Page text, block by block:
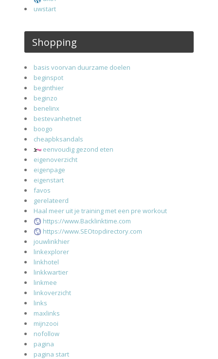
uwstart
Shopping
basis voorvan duurzame doelen
beginspot
beginthier
beginzo
benelinx
bestevanhetnet
boogo
cheapbksandals
eenvoudig gezond eten
eigenoverzicht
eigenpage
eigenstart
favos
gerelateerd
Haal meer uit je training met een pre workout
https://www.Backlinktime.com
https://www.SEOtopdirectory.com
jouwlinkhier
linkexplorer
linkhotel
linkkwartier
linkmee
linkoverzicht
links
maxlinks
mijnzooi
nofollow
pagina
pagina start